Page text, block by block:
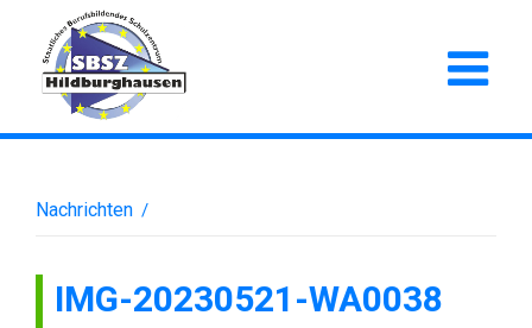
Nachrichten /
IMG-20230521-WA0038